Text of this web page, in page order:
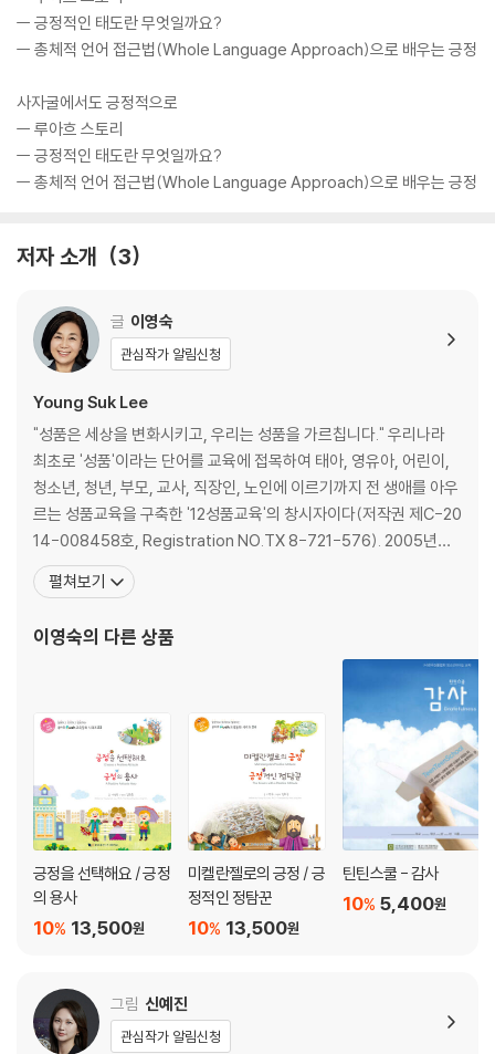
ㅡ 긍정적인 태도란 무엇일까요?
ㅡ 총체적 언어 접근법(Whole Language Approach)으로 배우는 긍정
사자굴에서도 긍정적으로
ㅡ 루아흐 스토리
ㅡ 긍정적인 태도란 무엇일까요?
ㅡ 총체적 언어 접근법(Whole Language Approach)으로 배우는 긍정
저자 소개 3
글 이영숙
관심작가 알림신청
Young Suk Lee
"성품은 세상을 변화시키고, 우리는 성품을 가르칩니다." 우리나라
최초로 '성품'이라는 단어를 교육에 접목하여 태아, 영유아, 어린이,
청소년, 청년, 부모, 교사, 직장인, 노인에 이르기까지 전 생애를 아우
르는 성품교육을 구축한 '12성품교육'의 창시자이다(저작권 제C-20
14-008458호, Registration NO.TX 8-721-576). 2005년부
터 고안한 좋은성품교육은 교육부로부터 '우수 인성교육 프로그램'으
로 인증받았고, 교재는 서울시교육청 인정도서로 승인되어 교육 현
춘 12성품교육(제10-10
펼쳐보기
이영숙의 다른 상품
긍정을 선택해요 / 긍정
의 용사
13,500원
10%
미켈란젤로의 긍정 / 긍
정적인 정탐꾼
13,500원
10%
틴틴스쿨 - 감사
5,400원
10%
그림 신예진
관심작가 알림신청